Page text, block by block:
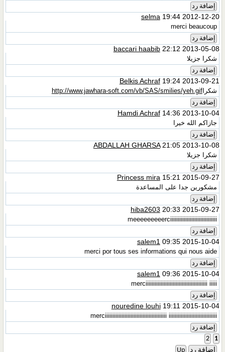
إضافة رد
selma 19:44 2012-12-20
merci beaucoup
إضافة رد
baccari haabib22:12 2013-05-08
شكرا جزيلا
إضافة رد
Belkis Achraf19:24 2013-09-21
شكراhttp://www.jawhara-soft.com/vb/SAS/smilies/yeh.gif
إضافة رد
Hamdi Achraf14:36 2013-10-04
جازاكم الله خيرا
إضافة رد
ABDALLAH GHARSA21:05 2013-10-08
شكرا جزيلا
إضافة رد
Princess mira 15:21 2015-09-27
مشكورين جدا على المساعدة
إضافة رد
hiba2603 20:33 2015-09-27
meeeeeeeeerciiiiiiiiiiiiiiiiiiiiiiiiiiiiiii
إضافة رد
salem1 09:35 2015-10-04
merci por tous ses informations qui nous aide
إضافة رد
salem1 09:36 2015-10-04
merciiiiiiiiiiiiiiiiiiiiiiiiiiiiiiiiiiiiiiiii iiiii
إضافة رد
nouredine louhi19:11 2015-10-04
merciiiiiiiiiiiiiiiiiiiiiiiiiiiiiiiiiiiiiiiii iiiiiiiiiiiiiiiiiiiiiiiiiiiiiiii
إضافة رد
1
2
إضافة رد
Up